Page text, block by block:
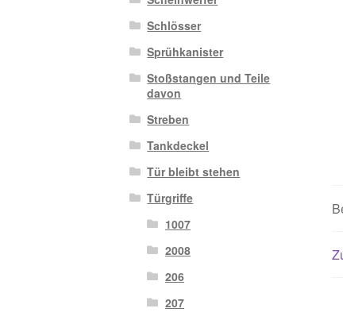
Schlösser
Sprühkanister
Stoßstangen und Teile
davon
Streben
Tankdeckel
Tür bleibt stehen
Türgriffe
1007
2008
206
207